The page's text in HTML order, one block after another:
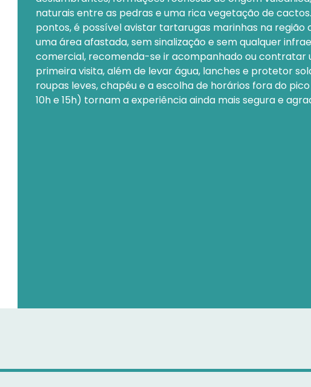
naturais entre as pedras e uma rica vegetação de
pontos, é possível avistar tartarugas marinhas na região
uma área afastada, sem sinalização e sem qualquer
comercial, recomenda-se ir acompanhado ou contratar
primeira visita, além de levar água, lanches e protetor
roupas leves, chapéu e a escolha de horários fora do
10h e 15h) tornam a experiência ainda mais segura e